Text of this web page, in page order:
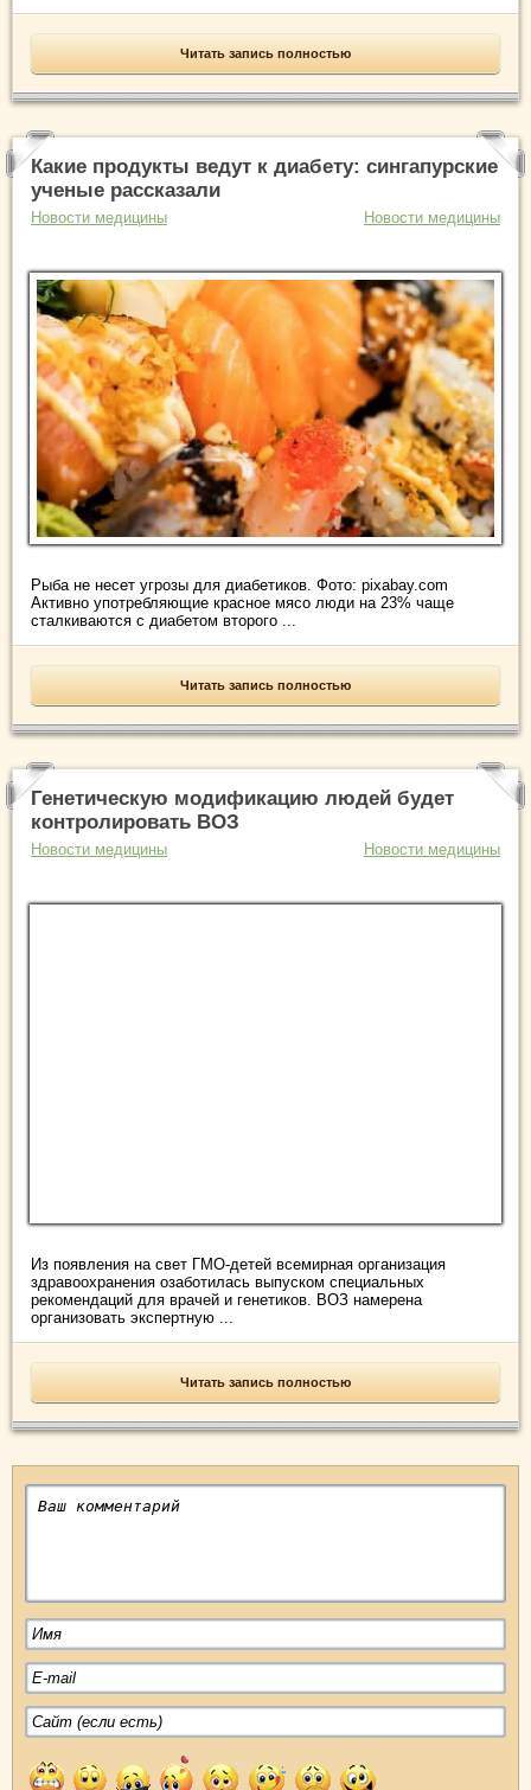
Читать запись полностью
Какие продукты ведут к диабету: сингапурские
ученые рассказали
Новости медицины Новости медицины
Рыба не несет угрозы для диабетиков. Фото: pixabay.com
Активно употребляющие красное мясо люди на 23% чаще
сталкиваются с диабетом второго ...
Читать запись полностью
Генетическую модификацию людей будет
контролировать ВОЗ
Новости медицины Новости медицины
Из появления на свет ГМО-детей всемирная организация
здравоохранения озаботилась выпуском специальных
рекомендаций для врачей и генетиков. ВОЗ намерена
организовать экспертную ...
Читать запись полностью